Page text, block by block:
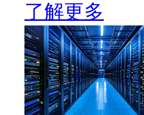
了解更多